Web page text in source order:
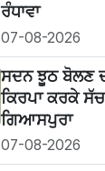
ਰੰਧਾਵਾ
07-08-2026
ਸਦਨ ਝੂਠ ਬੋਲਣ
ਕਿਰਪਾ ਕਰਕੇ
ਗਿਆਸਪੁਰਾ
07-08-2026